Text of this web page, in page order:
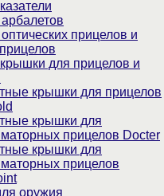
прицелов и
для прицелов и
крышки для прицелов
крышки для
прицелов Docter
крышки для
прицелов
оружия